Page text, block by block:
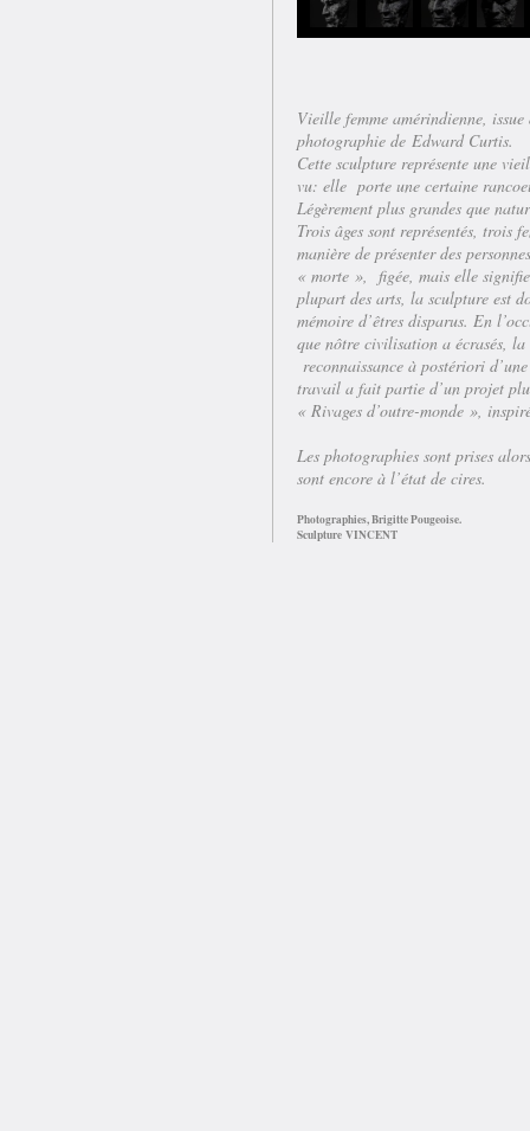
Vieille femme amérindienne,
photographie de Edward Curtis.
Cette sculpture représente une
vu: elle porte une certaine
Légèrement plus grandes que
Trois âges sont représentés, trois
manière de présenter des
« morte », figée, mais elle
plupart des arts, la sculpture est
mémoire d’êtres disparus. En
que nôtre civilisation a écrasés,
reconnaissance à postériori
travail a fait partie d’un projet
« Rivages d’outre-monde »,
Les photographies sont prises
sont encore à l’état de cires.
Photographies, Brigitte Pougeoise.
Sculpture VINCENT